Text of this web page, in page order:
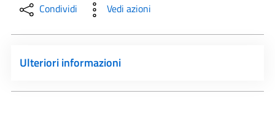
Condividi Vedi azioni
Ulteriori informazioni